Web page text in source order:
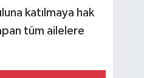
katılmaya hak
tüm ailelere